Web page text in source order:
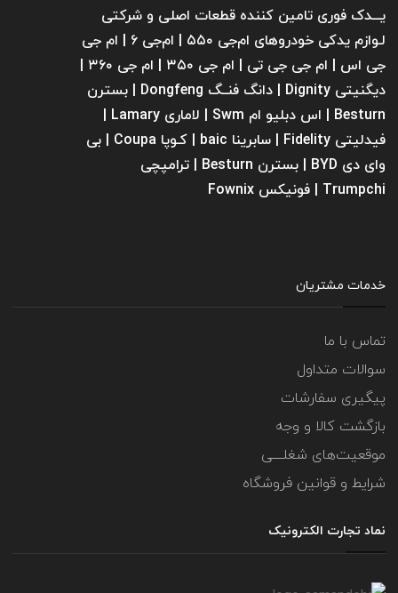
یـــدک فوری تامین کننده قطعات اصلی و شرکتی
لـوازم یدکی خودروهای ام‌جی ۵۵۰ | ام‌جی ۶ | ام جی
دیگنیتی Dignity | دانگ فنــگ Dongfeng | بسترن
فیدلیتی Fidelity | سابرینا ‌baic | کـوپا Coupa | بی
وای دی BYD | بسترن Besturn | ترامپچی
Trumpchi | فونیکس Fownix
خدمات مشتریان
تماس با ما
سوالات متداول
پیگیری سفارشات
بازگشت کالا و وجه
موقعیت‌های شغلــــی
شرایط و قوانین فروشگاه
نماد تجارت الکترونیک